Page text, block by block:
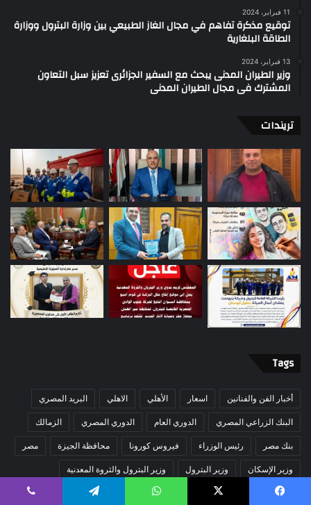
11 فبراير، 2024
توقيع مذكرة تفاهم في مجال الغاز الطبيعي بين وزارة البترول ووزارة
الطاقة البلغارية
13 فبراير، 2024
وزير الطيران المدنى يبحث مع السفير الجزائرى تعزيز سبل التعاون
المشترك فى مجال الطيران المدنى
تريندات
Tags
أخبار الفن والفنانين اسعار الأهلي الاهلي البريد المصري
البنك الزراعي المصري الدوري العام الدوري المصري الزمالك
بنك مصر رئيس الوزراء فيروس كورونا محافظة الجيزة مصر
وزير الإسكان وزير البترول وزير البترول والثروة المعدنية
وزير المالية